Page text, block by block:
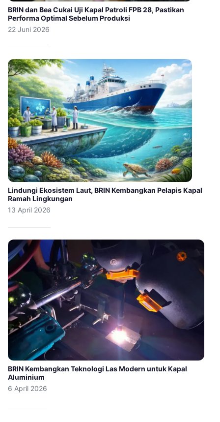
BRIN dan Bea Cukai Uji Kapal Patroli FPB 28, Pastikan
Performa Optimal Sebelum Produksi
22 Juni 2026
Lindungi Ekosistem Laut, BRIN Kembangkan Pelapis Kapal
Ramah Lingkungan
13 April 2026
BRIN Kembangkan Teknologi Las Modern untuk Kapal
Aluminium
6 April 2026